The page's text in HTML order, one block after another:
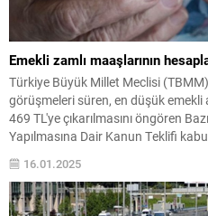
Emekli zamlı maaşlarının
Türkiye Büyük Millet Meclisi
görüşmeleri süren, en düşük emekli
469 TL'ye çıkarılmasını öngören
Yapılmasına Dair Kanun Teklifi
16.01.2025